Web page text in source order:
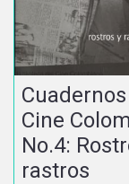
Cine
No.4:
rastros